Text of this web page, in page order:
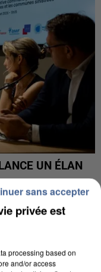
UN ÉLAN
privée est
processing based on
and/or access
sans accepter